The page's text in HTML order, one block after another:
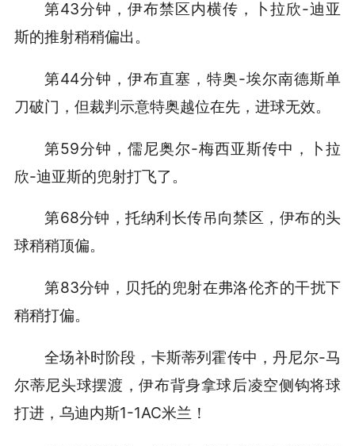
第43分钟，伊布禁区内横传，卜拉欣-迪亚
斯的推射稍稍偏出。
第44分钟，伊布直塞，特奥-埃尔南德斯单
刀破门，但裁判示意特奥越位在先，进球无效。
第59分钟，儒尼奥尔-梅西亚斯传中，卜拉
欣-迪亚斯的兜射打飞了。
第68分钟，托纳利长传吊向禁区，伊布的头
球稍稍顶偏。
第83分钟，贝托的兜射在弗洛伦齐的干扰下
稍稍打偏。
全场补时阶段，卡斯蒂列霍传中，丹尼尔-马
尔蒂尼头球摆渡，伊布背身拿球后凌空侧钩将球
打进，乌迪内斯1-1AC米兰！